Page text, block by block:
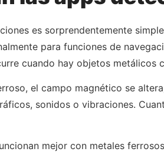
es sorprendentemente
para funciones de
cuando hay objetos metálicos
el campo magnético se
sonidos o vibraciones.
mejor con metales